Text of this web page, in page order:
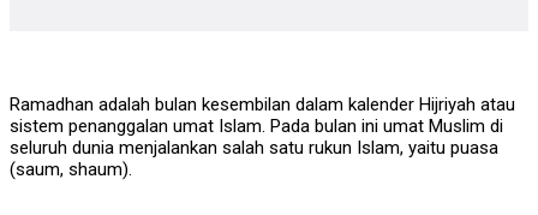
Ramadhan adalah bulan kesembilan dalam kalender Hijriyah atau
sistem penanggalan umat Islam. Pada bulan ini umat Muslim di
seluruh dunia menjalankan salah satu rukun Islam, yaitu puasa
(saum, shaum).